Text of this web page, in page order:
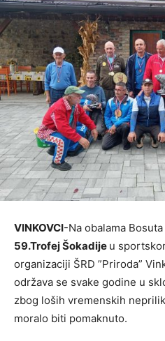
VINKOVCI-Na obalama
59.Trofej Šokadije u
organizaciji ŠRD ”Priroda”
održava se svake godine u
zbog loših vremenskih
moralo biti pomaknuto.